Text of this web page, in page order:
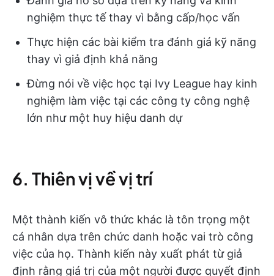
nghiệm thực tế thay vì bằng cấp/học vấn
Thực hiện các bài kiểm tra đánh giá kỹ năng
thay vì giả định khả năng
Đừng nói về việc học tại Ivy League hay kinh
nghiệm làm việc tại các công ty công nghệ
lớn như một huy hiệu danh dự
6. Thiên vị về vị trí
Một thành kiến vô thức khác là tôn trọng một
cá nhân dựa trên chức danh hoặc vai trò công
việc của họ. Thành kiến này xuất phát từ giả
định rằng giá trị của một người được quyết định